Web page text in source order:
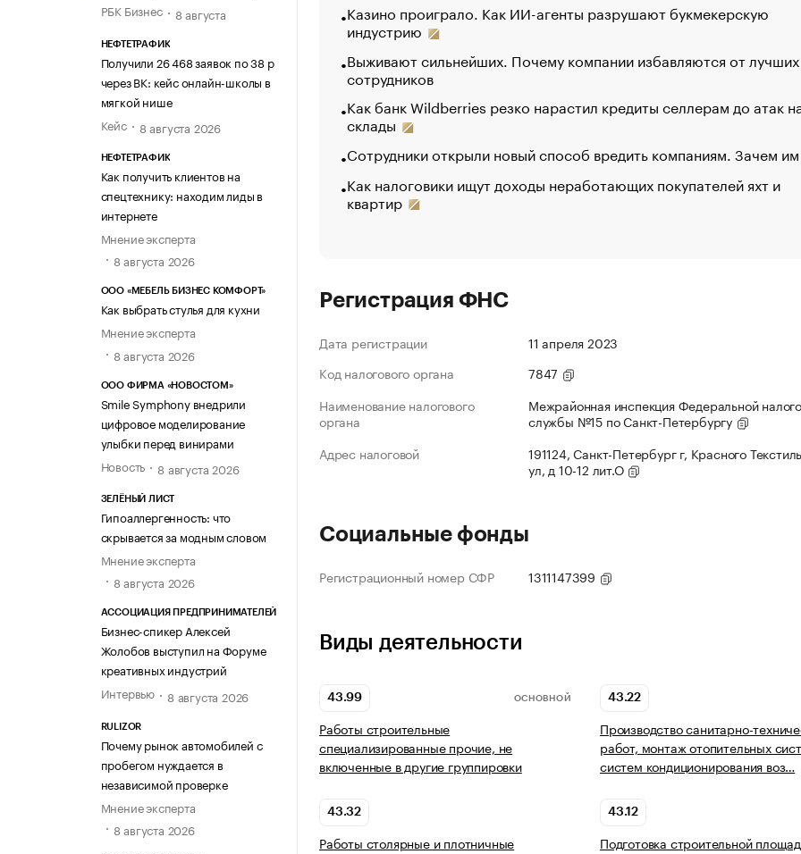
РБК Бизнес
8 августа
НЕФТЕТРАФИК
Получили 26 468 заявок по 38 р
через ВК: кейс онлайн-школы в
мягкой нише
Кейс
8 августа 2026
НЕФТЕТРАФИК
Как получить клиентов на
спецтехнику: находим лиды в
интернете
Мнение эксперта
8 августа 2026
ООО «МЕБЕЛЬ БИЗНЕС КОМФОРТ»
Как выбрать стулья для кухни
Мнение эксперта
8 августа 2026
ООО ФИРМА «НОВОСТОМ»
Smile Symphony внедрили
цифровое моделирование
улыбки перед винирами
Новость
8 августа 2026
ЗЕЛЁНЫЙ ЛИСТ
Гипоаллергенность: что
скрывается за модным словом
Мнение эксперта
8 августа 2026
АССОЦИАЦИЯ ПРЕДПРИНИМАТЕЛЕЙ
Бизнес-спикер Алексей
Жолобов выступил на Форуме
креативных индустрий
Интервью
8 августа 2026
RULIZOR
Почему рынок автомобилей с
пробегом нуждается в
независимой проверке
Мнение эксперта
8 августа 2026
Казино проиграло. Как ИИ-агенты разрушают букмекерскую
индустрию
Выживают сильнейших. Почему компании избавляются от лучших
сотрудников
Как банк Wildberries резко нарастил кредиты селлерам до атак
склады
Сотрудники открыли новый способ вредить компаниям. Зачем
Как налоговики ищут доходы неработающих покупателей яхт и
квартир
Регистрация ФНС
Дата регистрации
11 апреля 2023
Код налогового органа
7847
Наименование налогового
органа
Межрайонная инспекция Федеральной
службы №15 по Санкт-Петербургу
Адрес налоговой
191124, Санкт-Петербург г, Красного
ул, д 10-12 лит.О
Социальные фонды
Регистрационный номер СФР 1311147399
Виды деятельности
43.99 ОСНОВНОЙ
Работы строительные
специализированные прочие, не
включенные в другие группировки
43.22
Производство санитарно-
работ, монтаж отопительных
систем кондиционирования воз…
43.32
Работы столярные и плотничные
43.12
Подготовка строительной